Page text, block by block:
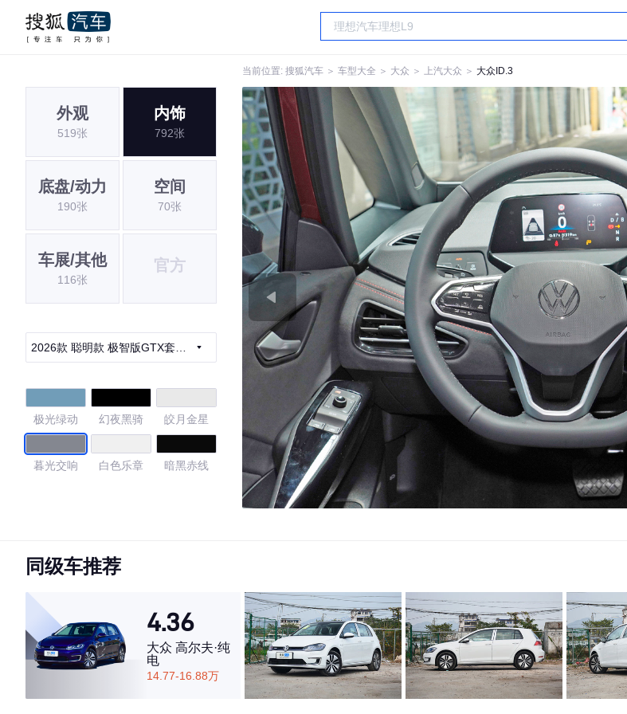
当前位置: 搜狐汽车 ＞ 车型大全 ＞ 大众 ＞ 上汽大众 ＞ 大众ID.3
外观
519张
内饰
792张
底盘/动力
190张
空间
70张
车展/其他
116张
官方
2026款 聪明款 极智版GTX套件
极光绿动 幻夜黑骑 皎月金星
暮光交响 白色乐章 暗黑赤线
·内饰表现一般，低于53%同级车
·空间表现较为优秀，优于53%同级车
同级车推荐
4.36
大众 高尔夫·纯
电
14.77-16.88万